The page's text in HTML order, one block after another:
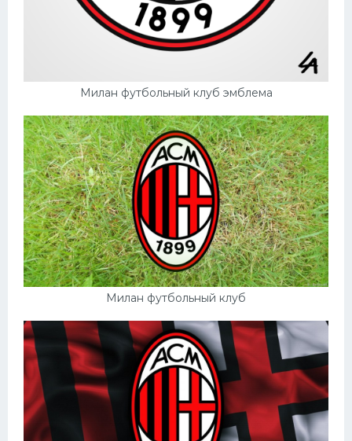
Милан футбольный клуб эмблема
Милан футбольный клуб